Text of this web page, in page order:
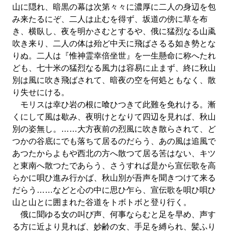
山に隠れ、暗黒の幕は次第々々に濃厚に二人の身辺を包
み来たるにぞ、二人は止むを得ず、坂道の傍に草を布
き、横臥し、夜を明かさむとするや、俄に猛烈なる山颪
吹き来り、二人の体は殆ど中天に飛ばさるる如き勢とな
りぬ。二人は『惟神霊幸倍坐世』を一生懸命に称へたれ
ども、七十米の猛烈なる風力は容易に止まず、終に秋山
別は風に吹き飛ばされて、暗夜の空を何処ともなく、散
り失せにける。
モリスは幸ひ岩の根に喰ひつきて此難を免れける。漸
くにして風は歇み、夜明けとなりて四辺を見れば、秋山
別の姿無し。……大方夜前の烈風に吹き散らされて、ど
つかの谷底にでも落ちて居るのだらう、あの風は追風で
あつたからよもや西北の方へ散つて居る筈はない、キツ
と東南へ散つたであらう、さうすれば是から宣伝歌を高
らかに唄ひ進み行かば、秋山別が吾声を聞きつけて来る
だらう……などと心の中に思ひ乍ら、宣伝歌を唄ひ唄ひ
山と山とに囲まれた谷道をトボトボと登り行く。
俄に聞ゆる女の叫び声、何事ならむと足を早め、声す
る方に近より見れば、妙齢の女、手足を縛られ、髪ふり